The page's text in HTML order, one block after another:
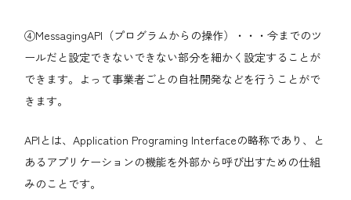
④MessagingAPI（プログラムからの操作）・・・今までのツ
ールだと設定できないできない部分を細かく設定することが
できます。よって事業者ごとの自社開発などを行うことがで
きます。
APIとは、Application Programing Interfaceの略称であり、と
あるアプリケーションの機能を外部から呼び出すための仕組
みのことです。